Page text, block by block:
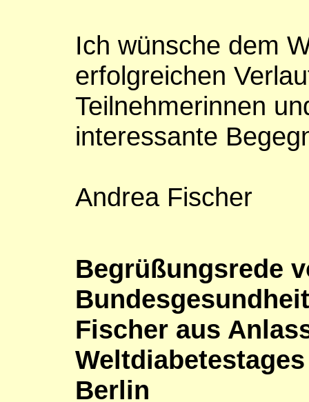
Ich wünsche dem
erfolgreichen
Teilnehmerinnen
interessante
Andrea Fischer
Begrüßungsrede
Fischer aus
Berlin